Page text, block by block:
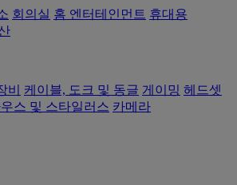
회의실 홈 엔터테인먼트 휴대용
비 케이블, 도크 및 동글 게이밍 헤드셋
스 및 스타일러스 카메라